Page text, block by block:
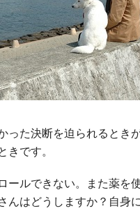
た決断を迫られるとき
きです。
ールできない。また薬を
んはどうしますか？自身